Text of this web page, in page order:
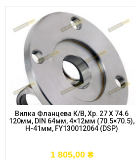
Вилка Фланцева К/в, Хр. 27 X 74.6
120мм, DIN 64мм, 4×12мм (70.5×70.5),
H-41мм, FY130012064 (DSP)
1 805,00 ₴